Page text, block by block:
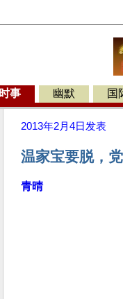
时事 幽默 国
2013年2月4日 发表
温家宝要脱，
青晴